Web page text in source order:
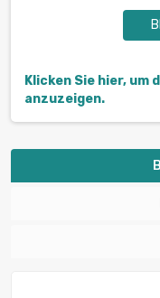
Klicken Sie hier,
anzuzeigen.